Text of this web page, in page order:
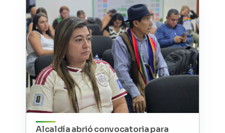
Alcaldía abrió convocatoria para